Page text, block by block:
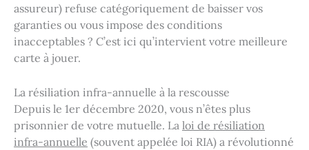
assureur) refuse catégoriquement de baisser vos
garanties ou vous impose des conditions
inacceptables ? C’est ici qu’intervient votre meilleure
carte à jouer.
La résiliation infra-annuelle à la rescousse
Depuis le 1er décembre 2020, vous n’êtes plus
prisonnier de votre mutuelle. La loi de résiliation
infra-annuelle (souvent appelée loi RIA) a révolutionné